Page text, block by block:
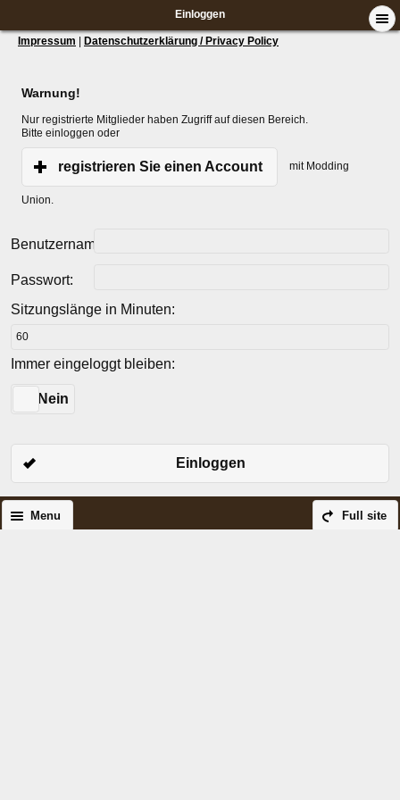
Einloggen
Impressum Datenschutzerklärung / Privacy Policy
Warnung!
Nur registrierte Mitglieder haben Zugriff auf diesen Bereich.
Bitte einloggen oder
registrieren Sie einen Account mit Modding
Union.
Benutzername:
Passwort:
Sitzungslänge in Minuten:
Immer eingeloggt bleiben:
Nein
Einloggen
Full site
Menu